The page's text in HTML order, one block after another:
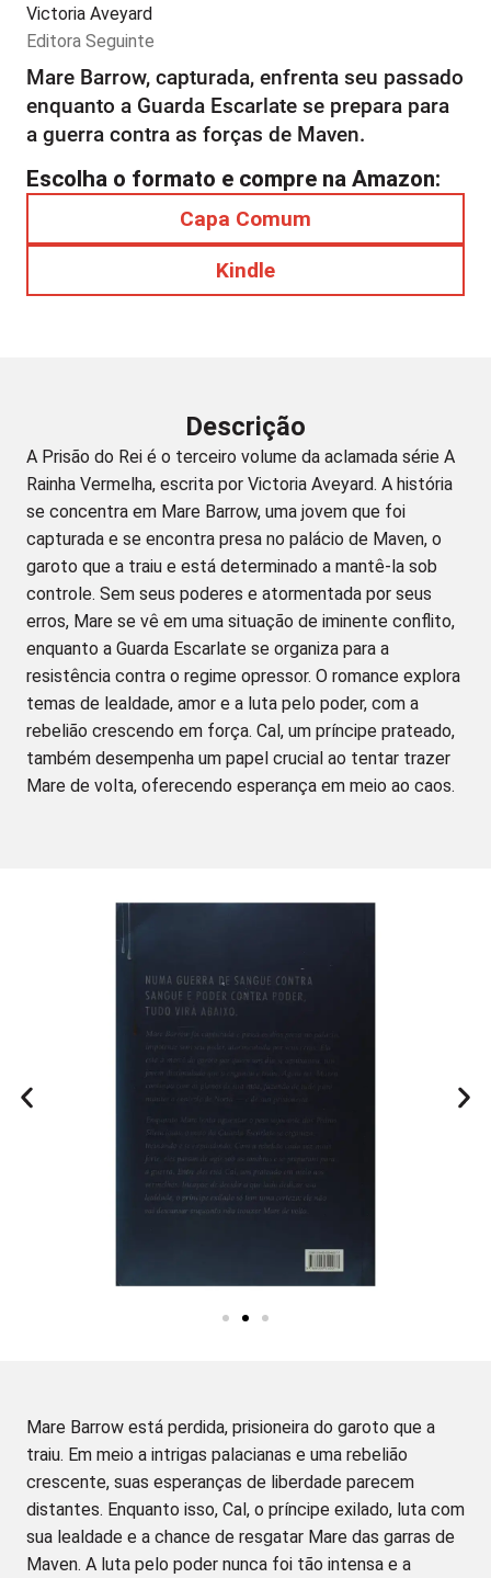
Victoria Aveyard
Editora Seguinte
Mare Barrow, capturada, enfrenta seu passado
enquanto a Guarda Escarlate se prepara para
a guerra contra as forças de Maven.
Escolha o formato e compre na Amazon:
Capa Comum
Kindle
Descrição
A Prisão do Rei é o terceiro volume da aclamada série A
Rainha Vermelha, escrita por Victoria Aveyard. A história
se concentra em Mare Barrow, uma jovem que foi
capturada e se encontra presa no palácio de Maven, o
garoto que a traiu e está determinado a mantê-la sob
controle. Sem seus poderes e atormentada por seus
erros, Mare se vê em uma situação de iminente conflito,
enquanto a Guarda Escarlate se organiza para a
resistência contra o regime opressor. O romance explora
temas de lealdade, amor e a luta pelo poder, com a
rebelião crescendo em força. Cal, um príncipe prateado,
também desempenha um papel crucial ao tentar trazer
Mare de volta, oferecendo esperança em meio ao caos.
Mare Barrow está perdida, prisioneira do garoto que a
traiu. Em meio a intrigas palacianas e uma rebelião
crescente, suas esperanças de liberdade parecem
distantes. Enquanto isso, Cal, o príncipe exilado, luta com
sua lealdade e a chance de resgatar Mare das garras de
Maven. A luta pelo poder nunca foi tão intensa e a